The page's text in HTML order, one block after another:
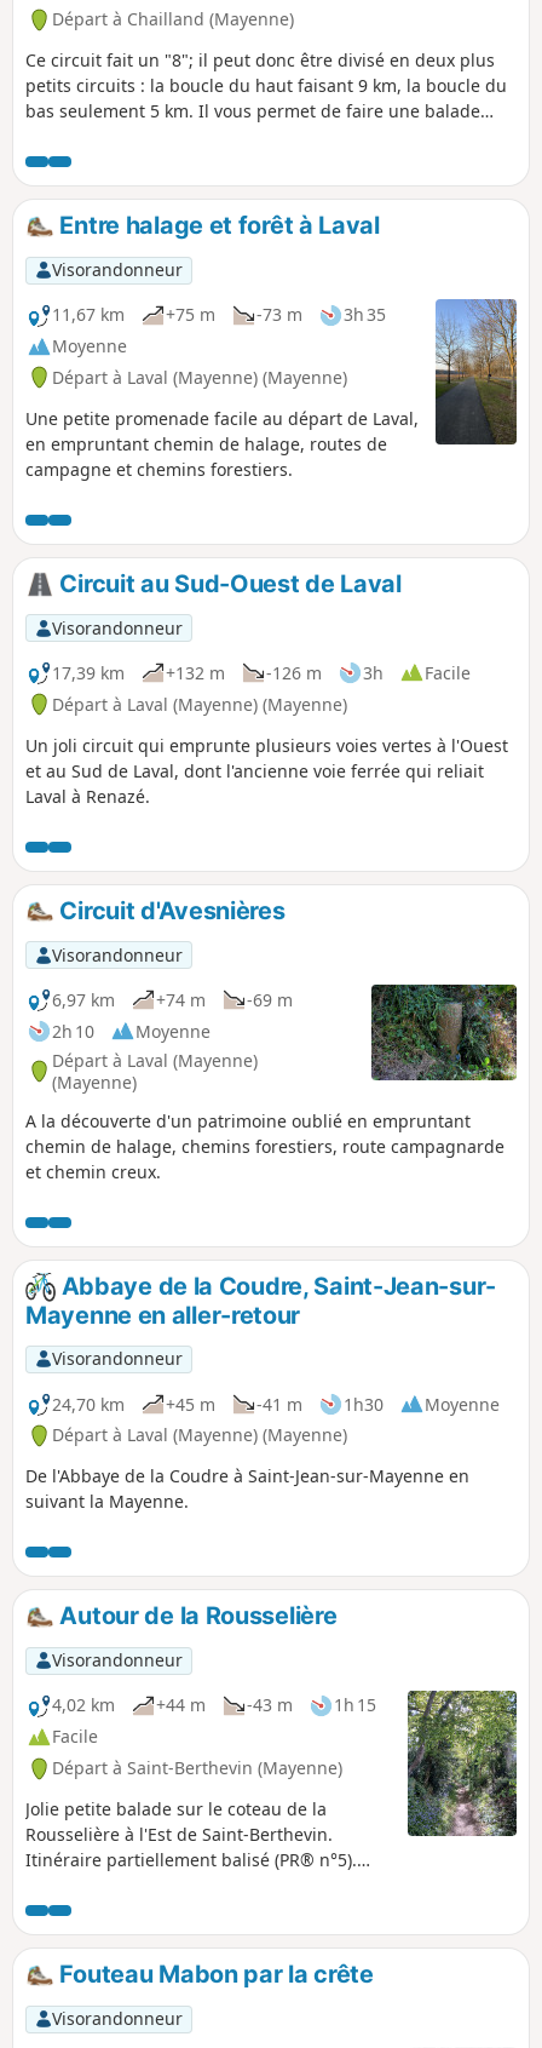
Départ à Chailland (Mayenne)
Ce circuit fait un "8"; il peut donc être divisé en deux plus
petits circuits : la boucle du haut faisant 9 km, la boucle du
bas seulement 5 km. Il vous permet de faire une balade
fréquentées et des chemins très agréables.
Entre halage et forêt à Laval
Visorandonneur
11,67 km
+75 m -73 m
3h 35
Moyenne
Départ à Laval (Mayenne) (Mayenne)
Une petite promenade facile au départ de Laval,
en empruntant chemin de halage, routes de
campagne et chemins forestiers.
Circuit au Sud-Ouest de Laval
Visorandonneur
17,39 km
+132 m -126 m 3h
Facile
Départ à Laval (Mayenne) (Mayenne)
Un joli circuit qui emprunte plusieurs voies vertes à l'Ouest
et au Sud de Laval, dont l'ancienne voie ferrée qui reliait
Laval à Renazé.
Circuit d'Avesnières
Visorandonneur
6,97 km
+74 m
-69 m
2h 10
Moyenne
Départ à Laval (Mayenne)
(Mayenne)
A la découverte d'un patrimoine oublié en empruntant
chemin de halage, chemins forestiers, route campagnarde
et chemin creux.
Abbaye de la Coudre, Saint-Jean-sur-
Mayenne en aller-retour
Visorandonneur
24,70 km
+45 m -41 m 1h30
Moyenne
Départ à Laval (Mayenne) (Mayenne)
De l'Abbaye de la Coudre à Saint-Jean-sur-Mayenne en
suivant la Mayenne.
Autour de la Rousselière
Visorandonneur
4,02 km
+44 m -43 m
1h 15
Facile
Départ à Saint-Berthevin (Mayenne)
Jolie petite balade sur le coteau de la
Rousselière à l'Est de Saint-Berthevin.
Itinéraire partiellement balisé (PR® n°5).
(fleuris à profusion au printemps). La
traversée de la zone résidentielle est
plaisante et aérée.
Fouteau Mabon par la crête
Visorandonneur